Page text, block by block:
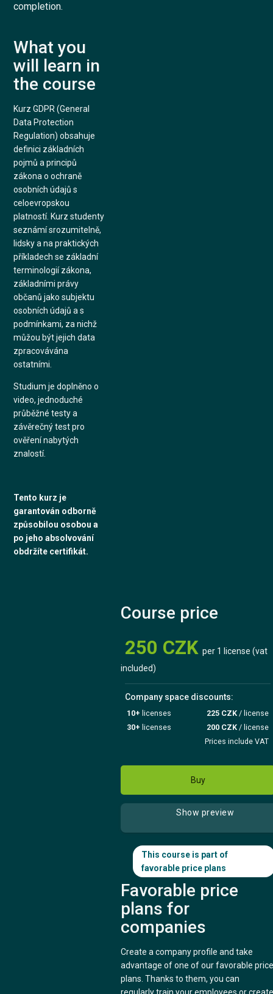
Course price
250 CZK per 1 license (vat
included)
Company space discounts:
10+ licenses 225 CZK / license
30+ licenses 200 CZK / license
Prices include VAT
Buy
Show preview
This course is part of
favorable price plans
Favorable price
plans for
companies
Create a company profile and take
advantage of one of our favorable
plans. Thanks to them, you can
completion.
What you
will learn in
the course
Kurz GDPR (General
Data Protection
Regulation) obsahuje
definici základních
pojmů a principů
zákona o ochraně
osobních údajů s
celoevropskou
platností. Kurz studenty
seznámí srozumitelně,
lidsky a na praktických
příkladech se základní
terminologií zákona,
základními právy
občanů jako subjektu
osobních údajů a s
podmínkami, za nichž
můžou být jejich data
zpracovávána
ostatními.
Studium je doplněno o
video, jednoduché
průběžné testy a
závěrečný test pro
ověření nabytých
znalostí.
Tento kurz je
garantován odborně
způsobilou osobou a
po jeho absolvování
obdržíte certifikát.